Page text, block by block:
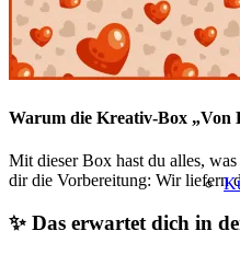
Warum die Kreativ-Box „Von
Mit dieser Box hast du alles,
dir die Vorbereitung: Wir liefern
✨ Das erwartet dich in